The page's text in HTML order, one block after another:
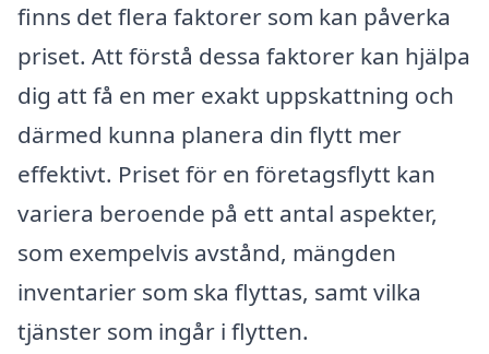
finns det flera faktorer som kan påverka
priset. Att förstå dessa faktorer kan hjälpa
dig att få en mer exakt uppskattning och
därmed kunna planera din flytt mer
effektivt. Priset för en företagsflytt kan
variera beroende på ett antal aspekter,
som exempelvis avstånd, mängden
inventarier som ska flyttas, samt vilka
tjänster som ingår i flytten.